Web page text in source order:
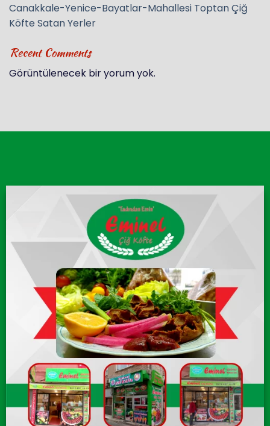
Canakkale-Yenice-Bayatlar-Mahallesi Toptan Çiğ
Köfte Satan Yerler
Recent Comments
Görüntülenecek bir yorum yok.